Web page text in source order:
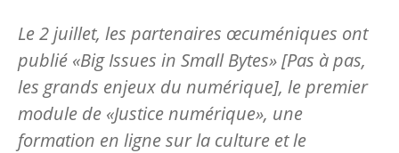
Le 2 juillet, les partenaires œcuméniques ont
publié «Big Issues in Small Bytes» [Pas à pas,
les grands enjeux du numérique], le premier
module de «Justice numérique», une
formation en ligne sur la culture et le